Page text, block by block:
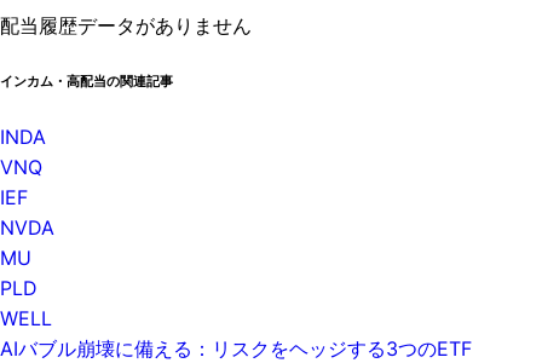
配当履歴データがありません
インカム・高配当の関連記事
INDA
VNQ
IEF
NVDA
MU
PLD
WELL
AIバブル崩壊に備える：リスクをヘッジする3つのETF